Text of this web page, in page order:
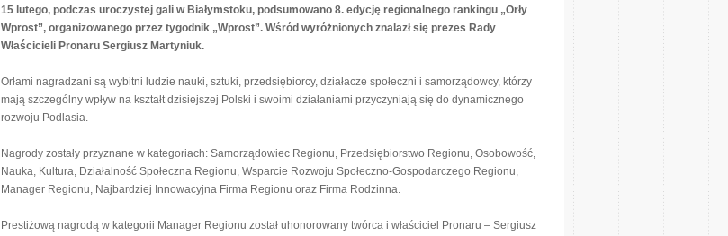
15 lutego, podczas uroczystej gali w Białymstoku, podsumowano 8. edycję regionalnego rankingu „Orły
Wprost”, organizowanego przez tygodnik „Wprost”. Wśród wyróżnionych znalazł się prezes Rady
Właścicieli Pronaru Sergiusz Martyniuk.
Orłami nagradzani są wybitni ludzie nauki, sztuki, przedsiębiorcy, działacze społeczni i samorządowcy, którzy
mają szczególny wpływ na kształt dzisiejszej Polski i swoimi działaniami przyczyniają się do dynamicznego
rozwoju Podlasia.
Nagrody zostały przyznane w kategoriach: Samorządowiec Regionu, Przedsiębiorstwo Regionu, Osobowość,
Nauka, Kultura, Działalność Społeczna Regionu, Wsparcie Rozwoju Społeczno-Gospodarczego Regionu,
Manager Regionu, Najbardziej Innowacyjna Firma Regionu oraz Firma Rodzinna.
Prestiżową nagrodą w kategorii Manager Regionu został uhonorowany twórca i właściciel Pronaru – Sergiusz